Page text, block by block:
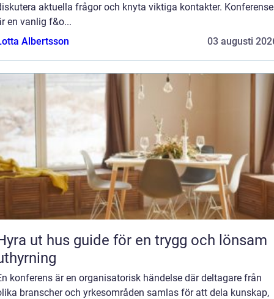
aktuella frågor och knyta viktiga kontakter.
en vanlig f&o...
Albertsson
03 augusti
ut hus guide för en trygg och lönsam
konferens är en organisatorisk händelse där deltagare från
branscher och yrkesområden samlas för att dela kunskap,